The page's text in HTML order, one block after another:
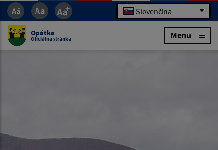
Slovenčina
Opátka
Oficiálna stránka Menu